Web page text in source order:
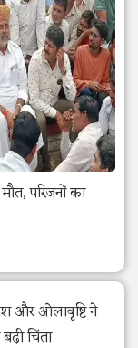
परिजनों का
और ओलावृष्टि ने
चिंता